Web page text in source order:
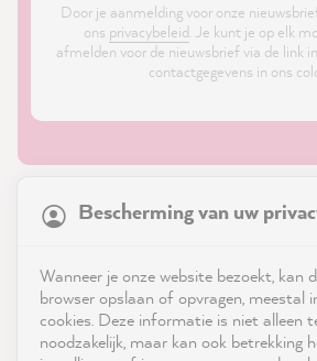
Door je aanmelding voor onze
ons privacybeleid. Je kunt je op elk
afmelden voor de nieuwsbrief via de link
contactgegevens in ons
Service
Bescherming van uw
Wanneer je onze website bezoekt, kan
browser opslaan of opvragen, meestal
cookies. Deze informatie is niet alleen
noodzakelijk, maar kan ook betrekking
21,897Reviews
reviews-io